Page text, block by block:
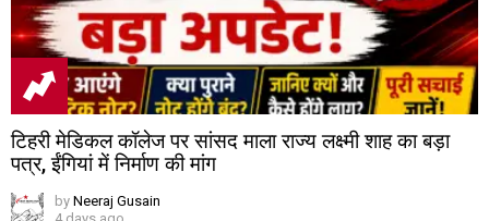
टिहरी मेडिकल कॉलेज पर सांसद माला राज्य लक्ष्मी शाह का बड़ा
पत्र, ईंगियां में निर्माण की मांग
by Neeraj Gusain